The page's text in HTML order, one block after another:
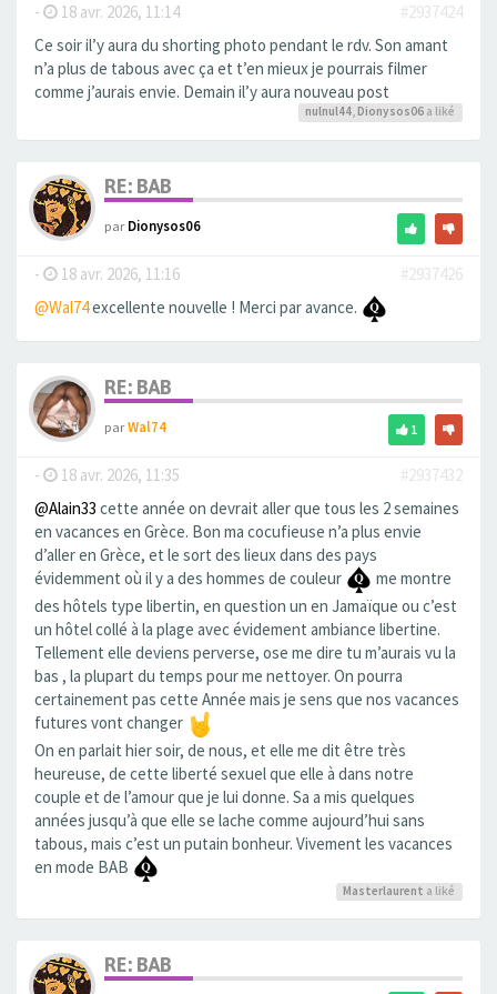
- 18 avr. 2026, 11:14
#2937424
Ce soir il’y aura du shorting photo pendant le rdv. Son amant
n’a plus de tabous avec ça et t’en mieux je pourrais filmer
comme j’aurais envie. Demain il’y aura nouveau post
nulnul44, Dionysos06 a liké
RE: BAB
parDionysos06
- 18 avr. 2026, 11:16
#2937426
@Wal74excellente nouvelle ! Merci par avance.
RE: BAB
parWal74 1
- 18 avr. 2026, 11:35
#2937432
@Alain33 cette année on devrait aller que tous les 2 semaines
en vacances en Grèce. Bon ma cocufieuse n’a plus envie
d’aller en Grèce, et le sort des lieux dans des pays
évidemment où il y a des hommes de couleur
me montre
des hôtels type libertin, en question un en Jamaïque ou c’est
un hôtel collé à la plage avec évidement ambiance libertine.
Tellement elle deviens perverse, ose me dire tu m’aurais vu la
bas , la plupart du temps pour me nettoyer. On pourra
certainement pas cette Année mais je sens que nos vacances
futures vont changer
On en parlait hier soir, de nous, et elle me dit être très
heureuse, de cette liberté sexuel que elle à dans notre
couple et de l’amour que je lui donne. Sa a mis quelques
années jusqu’à que elle se lache comme aujourd’hui sans
tabous, mais c’est un putain bonheur. Vivement les vacances
en mode BAB
Masterlaurent a liké
RE: BAB